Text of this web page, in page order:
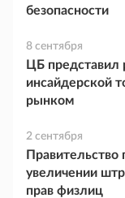
безопасности
8 сентября
ЦБ представил
инсайдерской
рынком
2 сентября
увеличении
прав физлиц